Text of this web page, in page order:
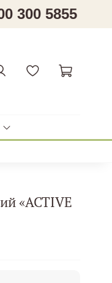
300 5855
«ACTIVE